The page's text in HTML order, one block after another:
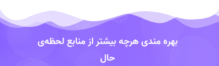
بهره مندی هرچه بیشتر از منابع لحظه‌ی
حال